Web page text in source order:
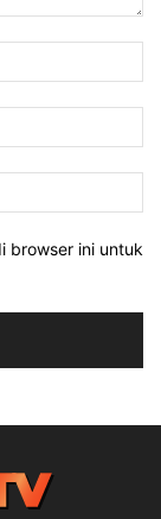
browser ini untuk